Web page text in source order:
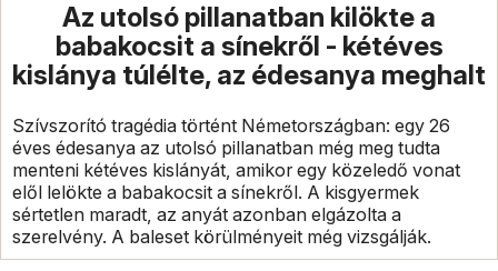
Az utolsó pillanatban kilökte a
babakocsit a sínekről - kétéves
kislánya túlélte, az édesanya meghalt
Szívszorító tragédia történt Németországban: egy 26
éves édesanya az utolsó pillanatban még meg tudta
menteni kétéves kislányát, amikor egy közeledő vonat
elől lelökte a babakocsit a sínekről. A kisgyermek
sértetlen maradt, az anyát azonban elgázolta a
szerelvény. A baleset körülményeit még vizsgálják.